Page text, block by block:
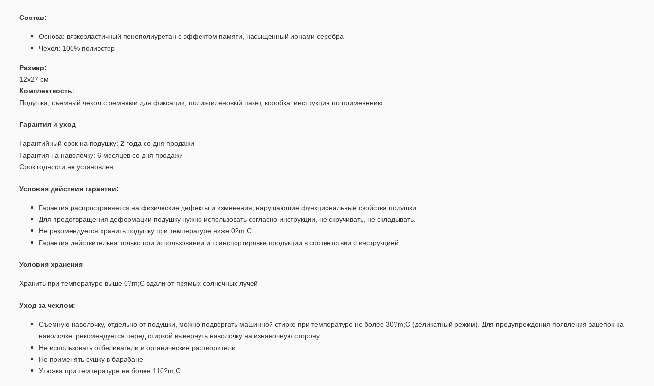
Состав:
Основа: вязкоэластичный пенополиуретан с эффектом памяти, насыщенный ионами серебра
Чехол: 100% полиэстер
Размер:
12х27 см
Комплектность:
Подушка, съемный чехол с ремнями для фиксации, полиэтиленовый пакет, коробка, инструкция по применению
Гарантия и уход
Гарантийный срок на подушку: 2 года со дня продажи
Гарантия на наволочку: 6 месяцев со дня продажи
Срок годности не установлен.
Условия действия гарантии:
Гарантия распространяется на физические дефекты и изменения, нарушающие функциональные свойства подушки.
Для предотвращения деформации подушку нужно использовать согласно инструкции, не скручивать, не складывать.
Не рекомендуется хранить подушку при температуре ниже 0?m;С.
Гарантия действительна только при использовании и транспортировке продукции в соответствии с инструкцией.
Условия хранения
Хранить при температуре выше 0?m;С вдали от прямых солнечных лучей
Уход за чехлом:
Съемную наволочку, отдельно от подушки, можно подвергать машинной стирке при температуре не более 30?m;С (деликатный режим). Для предупреждения появления зацепок на
наволочке, рекомендуется перед стиркой вывернуть наволочку на изнаночную сторону.
Не использовать отбеливатели и органические растворители
Не применять сушку в барабане
Утюжка при температуре не более 110?m;С